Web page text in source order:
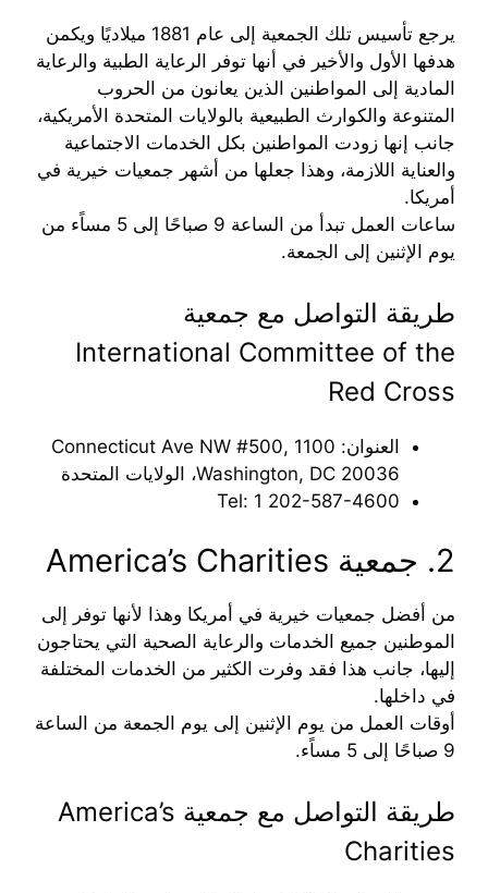
يرجع تأسيس تلك الجمعية إلى عام 1881 ميلاديًا ويكمن
هدفها الأول والأخير في أنها توفر الرعاية الطبية والرعاية
المادية إلى المواطنين الذين يعانون من الحروب
المتنوعة والكوارث الطبيعية بالولايات المتحدة الأمريكية،
جانب إنها زودت المواطنين بكل الخدمات الاجتماعية
والعناية اللازمة، وهذا جعلها من أشهر جمعيات خيرية في
أمريكا.
ساعات العمل تبدأ من الساعة 9 صباحًا إلى 5 مساًء من
يوم الإثنين إلى الجمعة.
طريقة التواصل مع جمعية
International Committee of the
Red Cross
العنوان: 1100 Connecticut Ave NW #500,
Washington, DC 20036، الولايات المتحدة
Tel: ‪1 202-587-4600‬‏
2. جمعية America’s Charities
من أفضل جمعيات خيرية في أمريكا وهذا لأنها توفر إلى
الموطنين جميع الخدمات والرعاية الصحية التي يحتاجون
إليها، جانب هذا فقد وفرت الكثير من الخدمات المختلفة
في داخلها.
أوقات العمل من يوم الإثنين إلى يوم الجمعة من الساعة
9 صباحًا إلى 5 مساًء.
طريقة التواصل مع جمعية America’s
Charities